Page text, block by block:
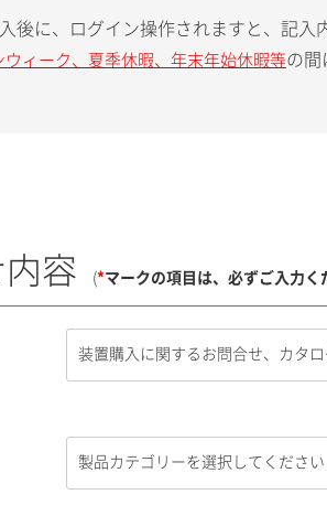
後に、ログイン操作されますと、記入
ィーク、夏季休暇、年末年始休暇等の間
容 (*マークの項目は、必ずご入力く